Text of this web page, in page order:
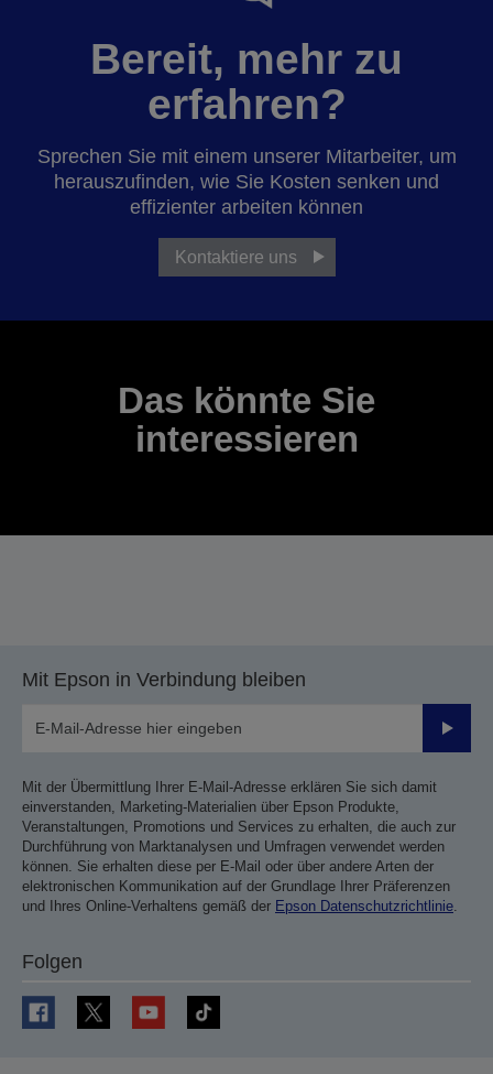
Bereit, mehr zu
erfahren?
Sprechen Sie mit einem unserer Mitarbeiter, um
herauszufinden, wie Sie Kosten senken und
effizienter arbeiten können
Kontaktiere uns
Das könnte Sie
interessieren
Mit Epson in Verbindung bleiben
Mit der Übermittlung Ihrer E-Mail-Adresse erklären Sie sich damit
einverstanden, Marketing-Materialien über Epson Produkte,
Veranstaltungen, Promotions und Services zu erhalten, die auch zur
Durchführung von Marktanalysen und Umfragen verwendet werden
können. Sie erhalten diese per E-Mail oder über andere Arten der
elektronischen Kommunikation auf der Grundlage Ihrer Präferenzen
und Ihres Online-Verhaltens gemäß der Epson Datenschutzrichtlinie
Folgen